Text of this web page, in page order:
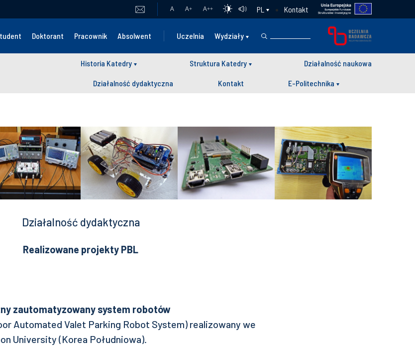
A A+ A++ PL Kontakt
Doktorant Pracownik Absolwent Uczelnia Wydziały
Historia Katedry Struktura Katedry Działalność naukowa
Działalność dydaktyczna Kontakt E-Politechnika
Działalność dydaktyczna
Realizowane projekty PBL
zautomatyzowany system robotów
Automated Valet Parking Robot System) realizowany we
University (Korea Południowa).